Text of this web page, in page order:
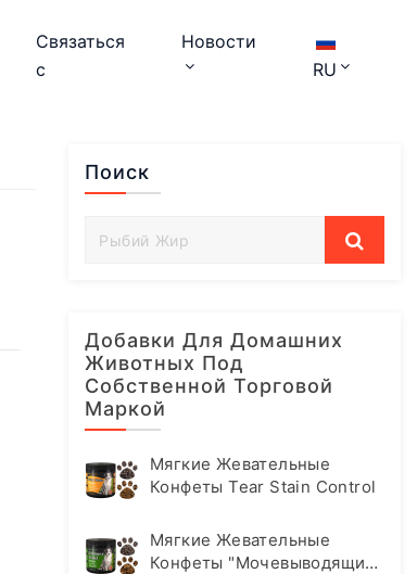
Связаться
с
Новости
RU
Поиск
Добавки Для Домашних
Животных Под
Собственной Торговой
Маркой
Мягкие Жевательные
Конфеты Tear Stain Control
Мягкие Жевательные
Конфеты "Мочевыводящие